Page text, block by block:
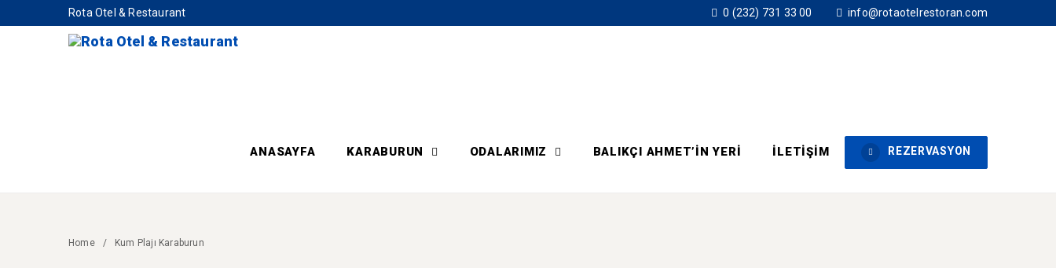
Rota Otel & Restaurant 0 (232) 731 33 00 info@rotaotelrestoran.com
ANASAYFA KARABURUN ODALARIMIZ BALIKÇI AHMET’IN YERI İLETIŞIM REZERVASYON
Home Kum Plajı Karaburun